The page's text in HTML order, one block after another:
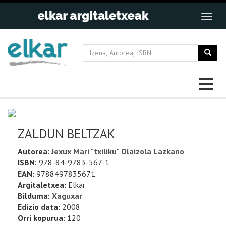
ZALDUN BELTZAK
Autorea:Jexux Mari "txiliku" Olaizola Lazkano
ISBN: 978-84-9783-567-1
EAN: 9788497835671
Argitaletxea: Elkar
Bilduma: Xaguxar
Edizio data: 2008
Orri kopurua: 120